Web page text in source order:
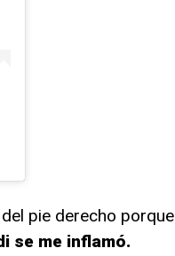
pie derecho porque
se me inflamó.